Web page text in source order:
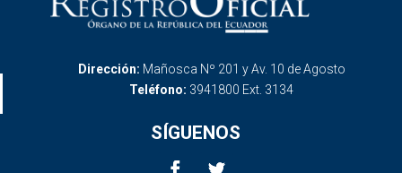
Dirección: Mañosca Nº 201 y Av. 10 de Agosto
Teléfono: 3941800 Ext. 3134
SÍGUENOS